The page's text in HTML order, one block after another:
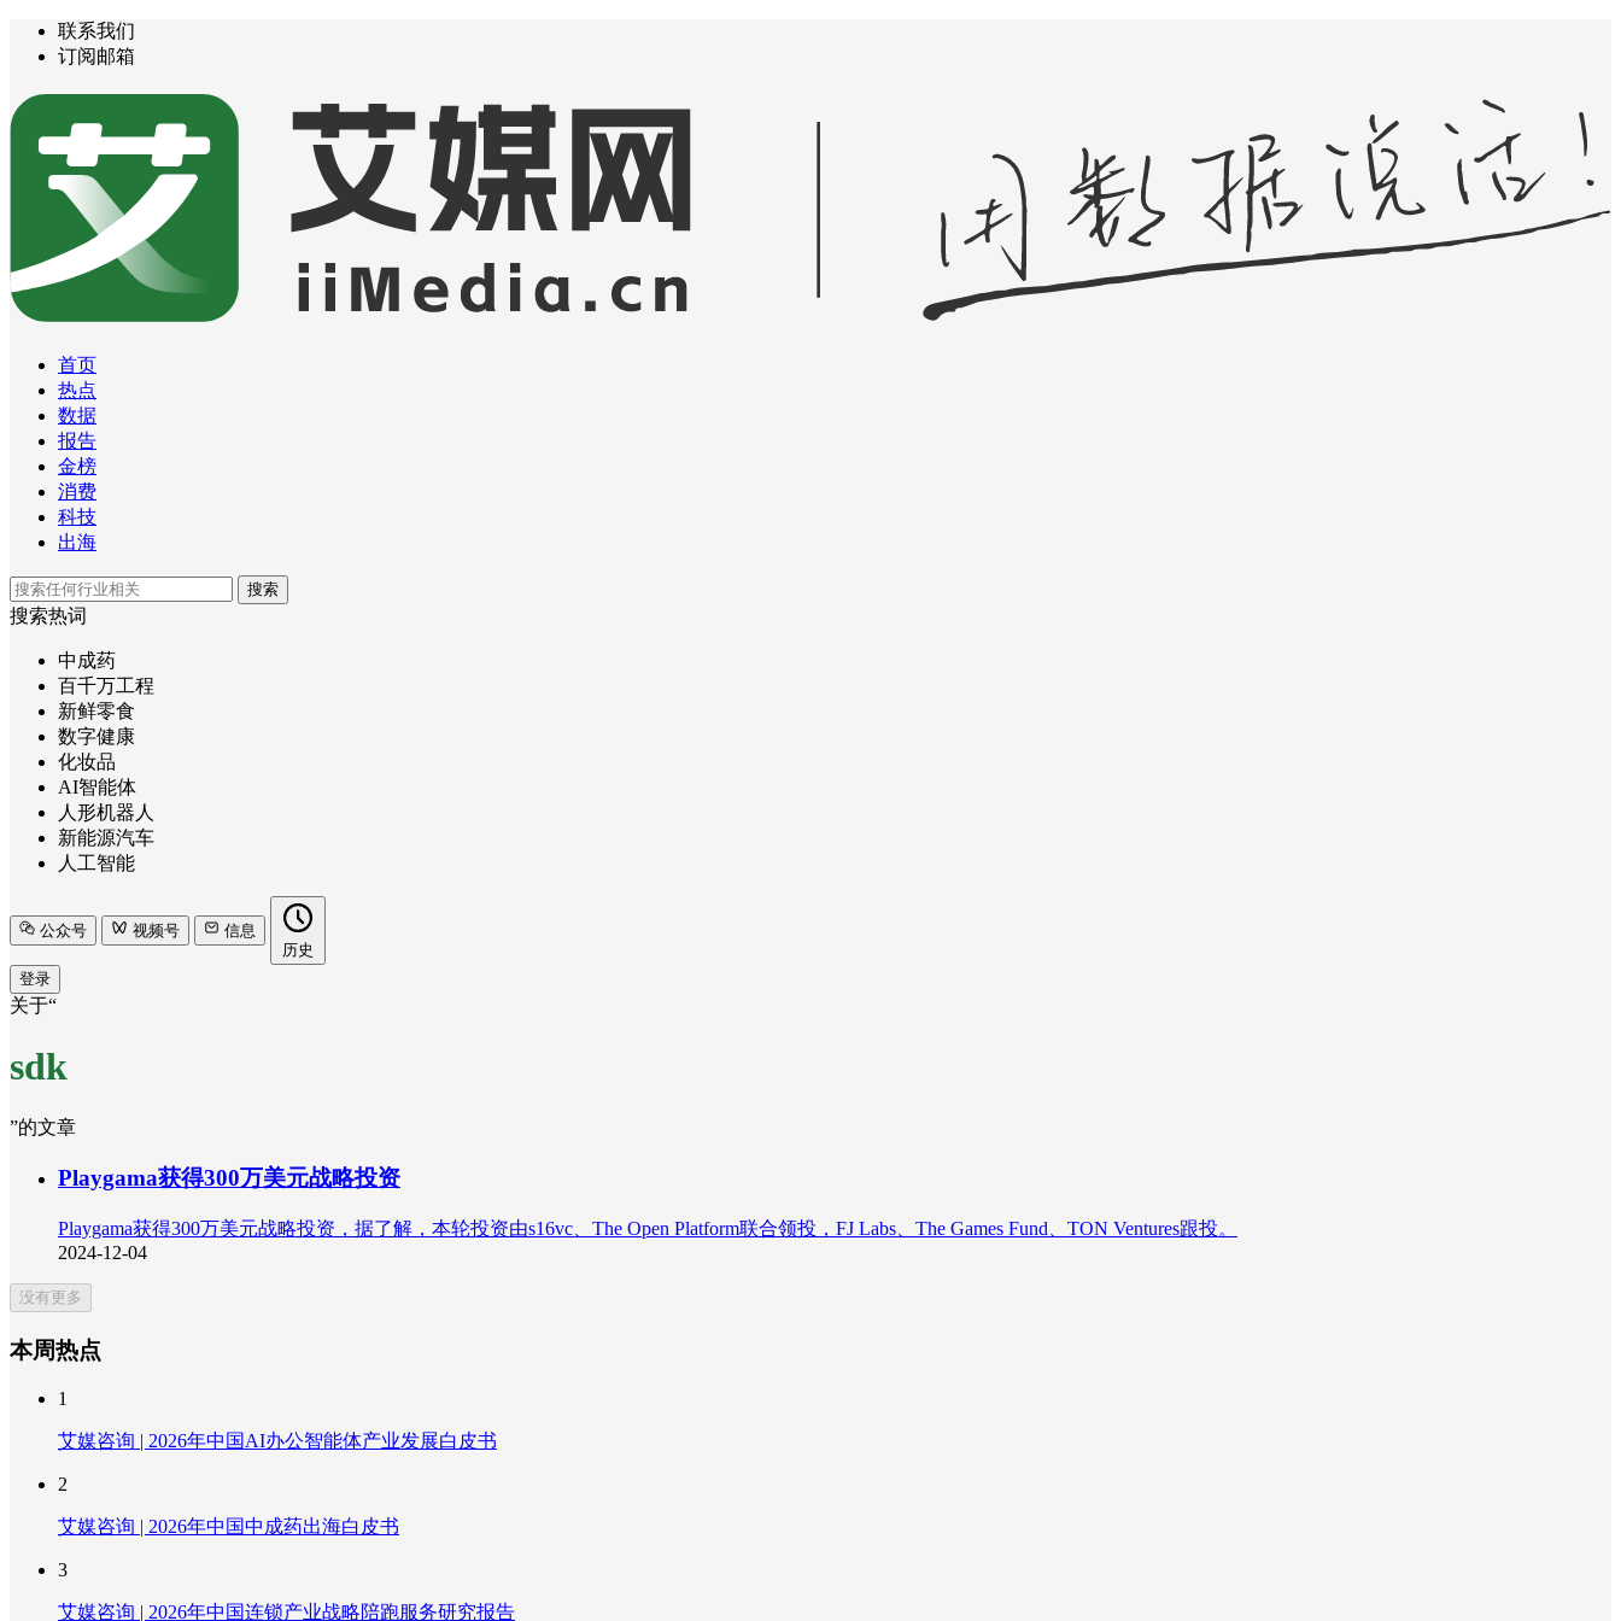
联系我们
订阅邮箱
首页
热点
数据
报告
金榜
消费
科技
出海
搜索
搜索热词
中成药
百千万工程
新鲜零食
数字健康
化妆品
AI智能体
人形机器人
新能源汽车
人工智能
公众号 视频号
信息
历史
登录
关于“
sdk
”的文章
Playgama获得300万美元战略投资
Playgama获得300万美元战略投资，据了解，本轮投资由s16vc、The Open Platform联合领投，FJ Labs、The Games Fund、TON Ventures跟投。
2024-12-04
没有更多
本周热点
1
艾媒咨询 | 2026年中国AI办公智能体产业发展白皮书
2
艾媒咨询 | 2026年中国中成药出海白皮书
3
艾媒咨询 | 2026年中国连锁产业战略陪跑服务研究报告